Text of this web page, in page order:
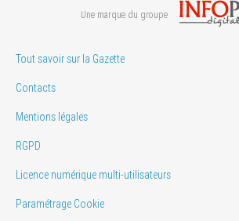
Une marque du groupe
Tout savoir sur la Gazette
Contacts
Mentions légales
RGPD
Licence numérique multi-utilisateurs
Paramétrage Cookie